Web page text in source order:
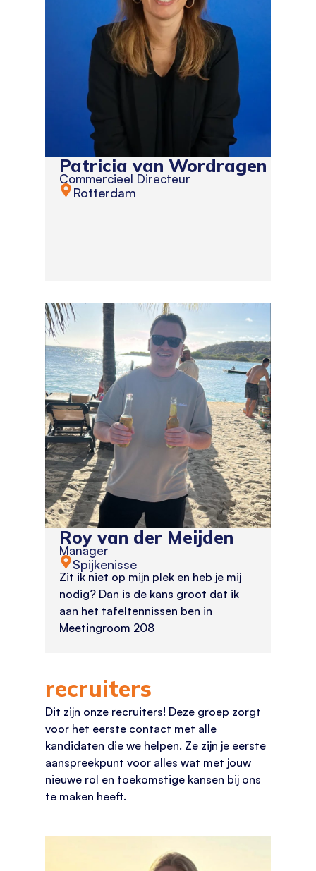
Patricia van Wordragen
Commercieel Directeur
Rotterdam
Roy van der Meijden
Manager
Spijkenisse
Zit ik niet op mijn plek en heb je mij
nodig? Dan is de kans groot dat ik
aan het tafeltennissen ben in
Meetingroom 208
recruiters
Dit zijn onze recruiters! Deze groep zorgt
voor het eerste contact met alle
kandidaten die we helpen. Ze zijn je eerste
aanspreekpunt voor alles wat met jouw
nieuwe rol en toekomstige kansen bij ons
te maken heeft.